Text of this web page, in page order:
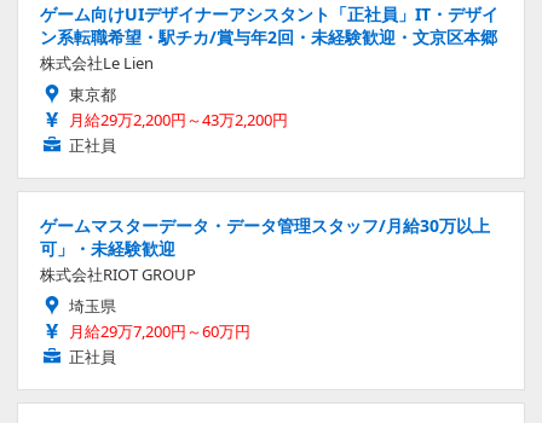
ゲーム向けUIデザイナーアシスタント「正社員」IT・デザイ
ン系転職希望・駅チカ/賞与年2回・未経験歓迎・文京区本郷
株式会社Le Lien
東京都
月給29万2,200円～43万2,200円
正社員
ゲームマスターデータ・データ管理スタッフ/月給30万以上
可」・未経験歓迎
株式会社RIOT GROUP
埼玉県
月給29万7,200円～60万円
正社員